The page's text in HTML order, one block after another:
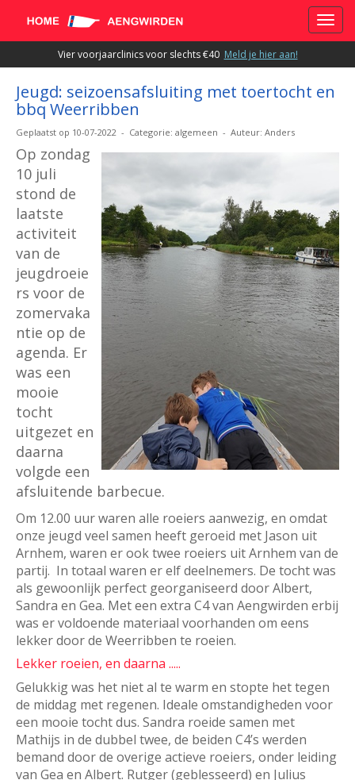
Vier voorjaarclinics voor slechts €40 Meld je hier aan!
Jeugd: seizoensafsluiting met toertocht en
bbq Weerribben
Geplaatst op 10-07-2022 - Categorie: algemeen - Auteur: Anders
Op zondag
10 juli
stond de
laatste
activiteit
van de
jeugdroeie
rs voor de
zomervaka
ntie op de
agenda. Er
was een
mooie
tocht
uitgezet en
daarna
volgde een
afsluitende barbecue.
Om 12.00 uur waren alle roeiers aanwezig, en omdat
onze jeugd veel samen heeft geroeid met Jason uit
Arnhem, waren er ook twee roeiers uit Arnhem van de
partij. In totaal waren er elf deelnemers. De tocht was
als gewoonlijk perfect georganiseerd door Albert,
Sandra en Gea. Met een extra C4 van Aengwirden erbij
was er voldoende materiaal voorhanden om eens
lekker door de Weerribben te roeien.
Lekker roeien, en daarna .....
Gelukkig was het niet al te warm en stopte het tegen
de middag met regenen. Ideale omstandigheden voor
een mooie tocht dus. Sandra roeide samen met
Mathijs in de dubbel twee, de beiden C4’s werden
bemand door de overige actieve roeiers, onder leiding
van Gea en Albert. Rutger (geblesseerd) en Julius